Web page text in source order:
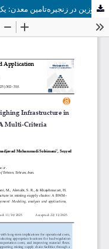
مکان‌یابی پایدار زیرساخت‌های توزین در زنجیره‌تامین معدن: یک چارچوب تصمیم‌گیری چندمعیاره مبتنی بر BWM-ERASA